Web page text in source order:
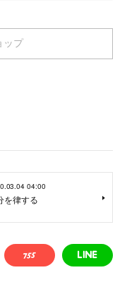
ップ
04:00
を律する